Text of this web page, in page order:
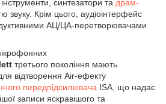
, інструменти, синтезатори та драм-
звуку. Крім цього, аудіоінтерфейс
АЦ/ЦА-перетворювачами
третього покоління мають
відтворення Air-ефекту
передпідсилювача ISA, що надає
записи яскравішого та